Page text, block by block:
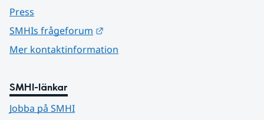
Press
SMHIs frågeforum
Mer kontaktinformation
SMHI-länkar
Jobba på SMHI